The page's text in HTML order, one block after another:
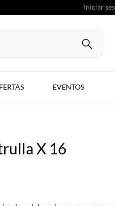
Iniciar
EVENTOS
X 16